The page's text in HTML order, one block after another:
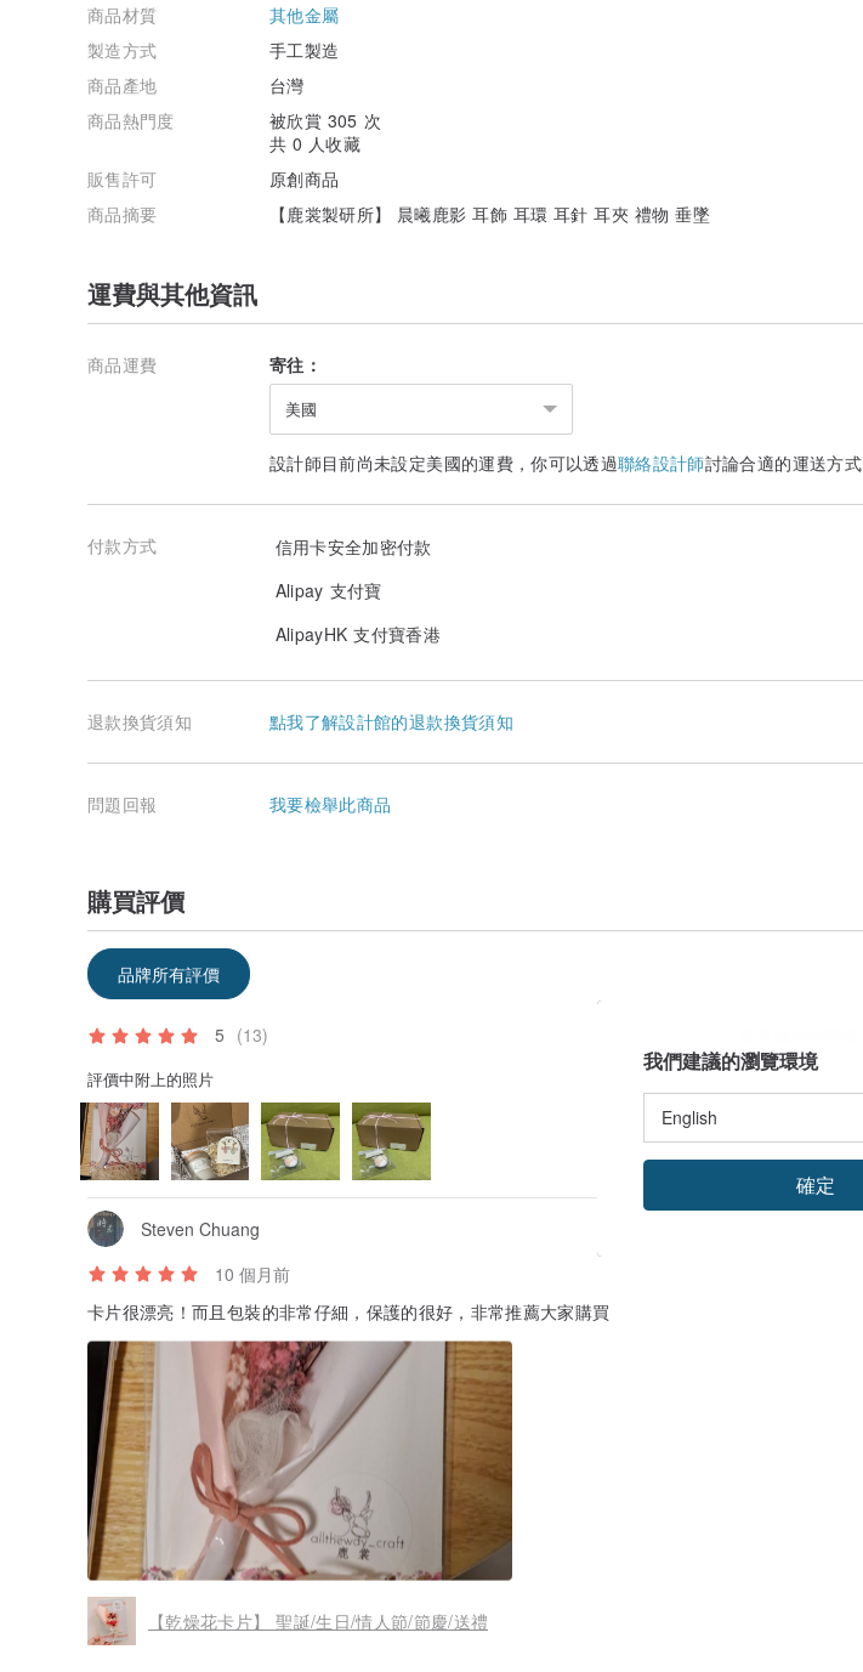
商品材質
其他金屬
製造方式
手工製造
商品產地
台灣
商品熱門度
被欣賞 305 次
共 0 人收藏
販售許可
原創商品
商品摘要
【鹿裳製研所】 晨曦鹿影 耳飾 耳環 耳針 耳夾 禮物 垂墜
運費與其他資訊
商品運費 寄往：
美國
設計師目前尚未設定美國的運費，你可以透過聯絡設計師討論合適的運送方式
付款方式
信用卡安全加密付款
Alipay 支付寶
AlipayHK 支付寶香港
退款換貨須知 點我了解設計館的退款換貨須知
問題回報 我要檢舉此商品
購買評價
品牌所有評價
5 (13)
評價中附上的照片
Steven Chuang
10 個月前
卡片很漂亮！而且包裝的非常仔細，保護的很好，非常推薦大家購買
【乾燥花卡片】 聖誕/生日/情人節/節慶/送禮
我們建議的瀏覽環境
確定